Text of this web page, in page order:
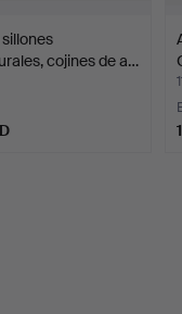
cojines de a…